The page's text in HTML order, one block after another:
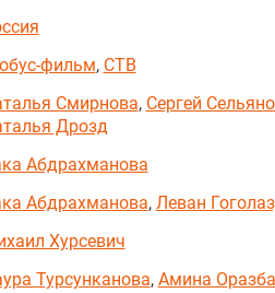
фильм, СТВ
Смирнова, Сергей
Дрозд
Абдрахманова
Абдрахманова, Леван
Хурсевич
Турсунканова, Амина